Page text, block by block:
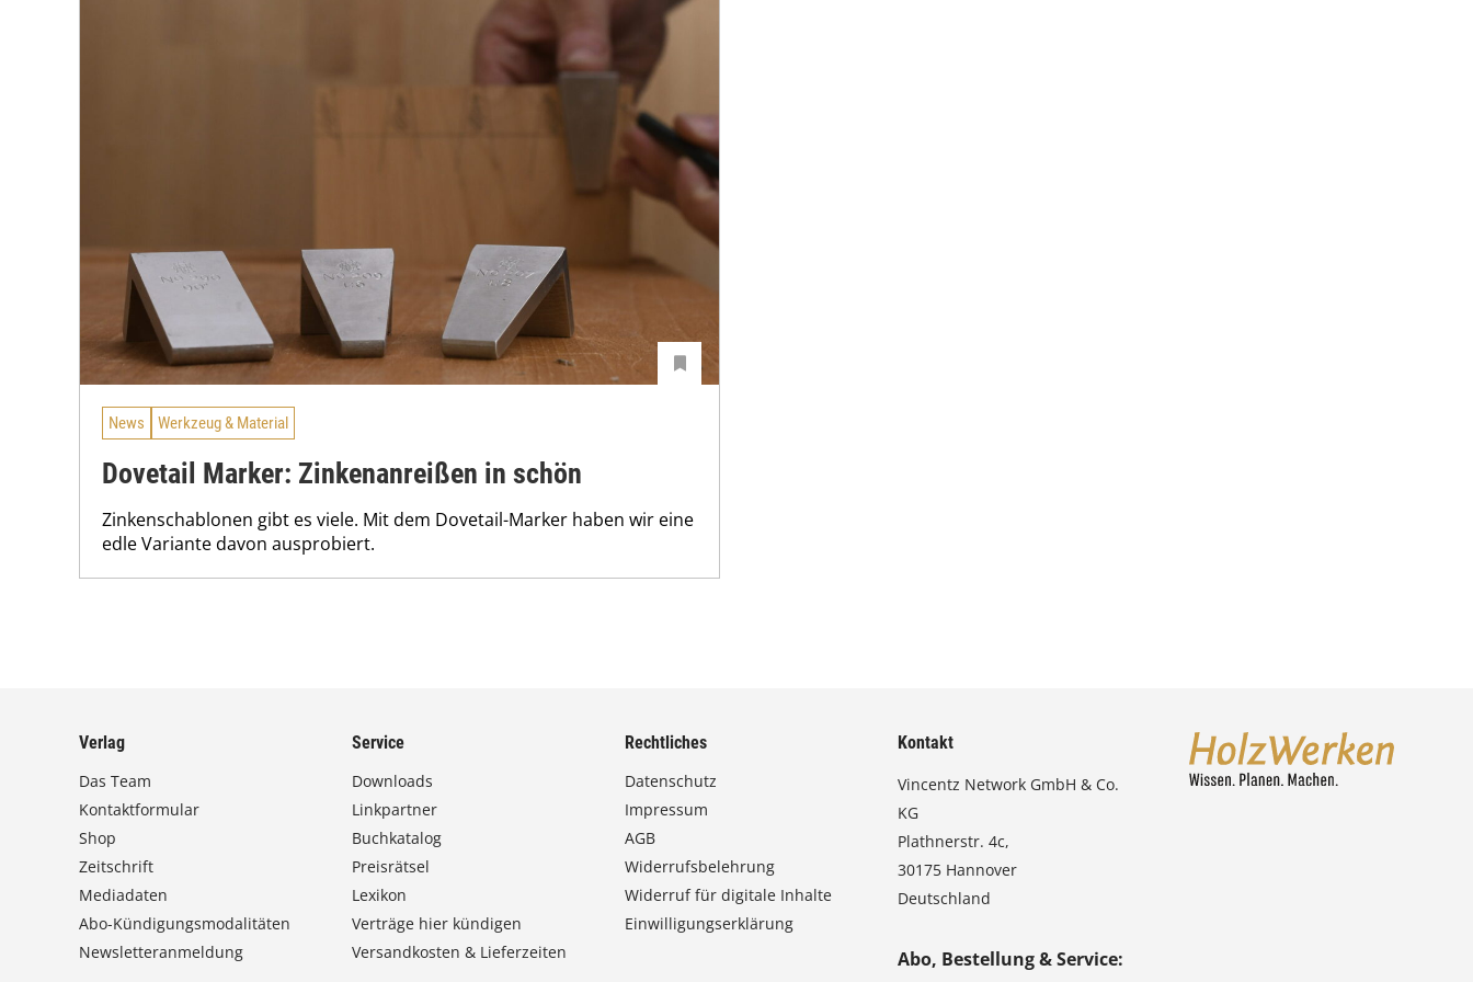
News Werkzeug & Material
Dovetail Marker: Zinkenanreißen in schön
Zinkenschablonen gibt es viele. Mit dem Dovetail-Marker haben wir eine
edle Variante davon ausprobiert.
Verlag
Das Team
Kontaktformular
Shop
Zeitschrift
Mediadaten
Abo-Kündigungsmodalitäten
Newsletteranmeldung
Service
Downloads
Linkpartner
Buchkatalog
Preisrätsel
Lexikon
Verträge hier kündigen
Versandkosten & Lieferzeiten
Rechtliches
Datenschutz
Impressum
AGB
Widerrufsbelehrung
Widerruf für digitale Inhalte
Einwilligungserklärung
Kontakt
Vincentz Network GmbH & Co.
KG
Plathnerstr. 4c,
30175 Hannover
Deutschland
Abo, Bestellung & Service: